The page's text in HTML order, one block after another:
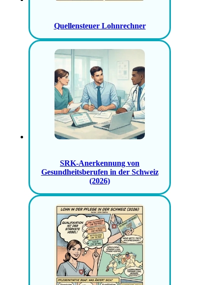
Quellensteuer Lohnrechner
SRK-Anerkennung von
Gesundheitsberufen in der Schweiz
(2026)